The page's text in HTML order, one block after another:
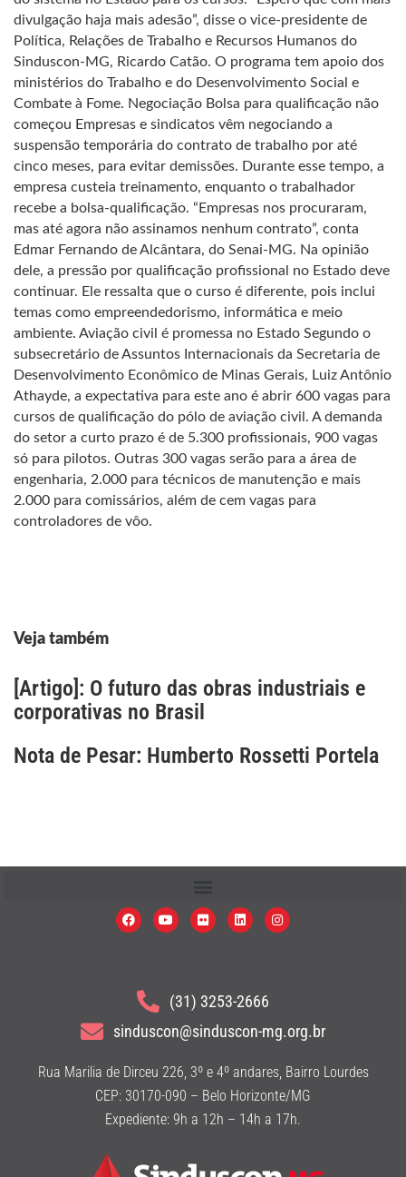
divulgação haja mais adesão”, disse o vice-presidente de
Política, Relações de Trabalho e Recursos Humanos do
Sinduscon-MG, Ricardo Catão. O programa tem apoio dos
ministérios do Trabalho e do Desenvolvimento Social e
Combate à Fome. Negociação Bolsa para qualificação não
começou Empresas e sindicatos vêm negociando a
suspensão temporária do contrato de trabalho por até
cinco meses, para evitar demissões. Durante esse tempo, a
empresa custeia treinamento, enquanto o trabalhador
recebe a bolsa-qualificação. “Empresas nos procuraram,
mas até agora não assinamos nenhum contrato”, conta
Edmar Fernando de Alcântara, do Senai-MG. Na opinião
dele, a pressão por qualificação profissional no Estado deve
continuar. Ele ressalta que o curso é diferente, pois inclui
temas como empreendedorismo, informática e meio
ambiente. Aviação civil é promessa no Estado Segundo o
subsecretário de Assuntos Internacionais da Secretaria de
Desenvolvimento Econômico de Minas Gerais, Luiz Antônio
Athayde, a expectativa para este ano é abrir 600 vagas para
cursos de qualificação do pólo de aviação civil. A demanda
do setor a curto prazo é de 5.300 profissionais, 900 vagas
só para pilotos. Outras 300 vagas serão para a área de
engenharia, 2.000 para técnicos de manutenção e mais
2.000 para comissários, além de cem vagas para
controladores de vôo.
Veja também
[Artigo]: O futuro das obras industriais e
corporativas no Brasil
Nota de Pesar: Humberto Rossetti Portela
(31) 3253-2666
sinduscon@sinduscon-mg.org.br
Rua Marilia de Dirceu 226, 3º e 4º andares, Bairro Lourdes
CEP: 30170-090 – Belo Horizonte/MG
Expediente: 9h a 12h – 14h a 17h.